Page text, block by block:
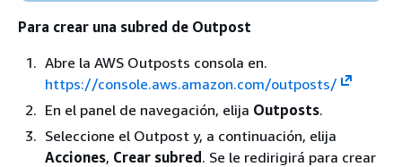
Para crear una subred de Outpost
Abre la AWS Outposts consola en.
https://console.aws.amazon.com/outposts/
En el panel de navegación, elija Outposts.
Seleccione el Outpost y, a continuación, elija
Acciones, Crear subred. Se le redirigirá para crear